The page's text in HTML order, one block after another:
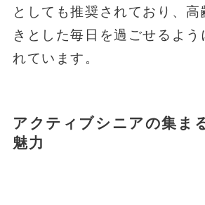
としても推奨されており、高
きとした毎日を過ごせるよう
れています。
アクティブシニアの集ま
魅力